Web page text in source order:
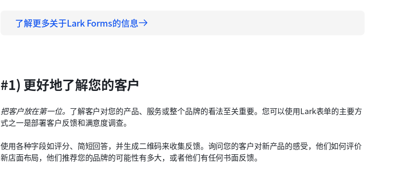
了解更多关于Lark Forms的信息
#1) 更好地了解您的客户
把客户放在第一位。 了解客户对您的产品、服务或整个品牌的看法至关重要。您可以使用Lark表单的主要方
式之一是部署客户反馈和满意度调查。
使用各种字段如评分、简短回答，并生成二维码来收集反馈。询问您的客户对新产品的感受，他们如何评价
新店面布局，他们推荐您的品牌的可能性有多大，或者他们有任何书面反馈。